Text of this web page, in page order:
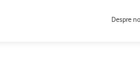
Despre